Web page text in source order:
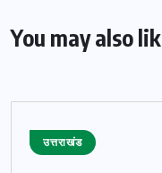
You may also
उत्तराखंड